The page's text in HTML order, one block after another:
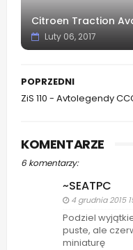
Citroen Traction
Luty 06, 2017
POPRZEDNI
ZiS 110 - Avtolegendy
KOMENTARZE
6 komentarzy:
~SEATPC
4 grudnia 2015
Podziel
puste, ale
miniaturę